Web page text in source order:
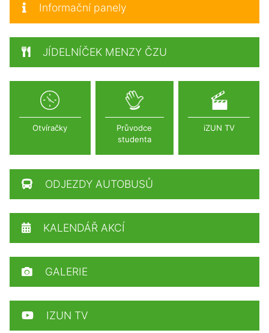
Informační panely
JÍDELNÍČEK MENZY ČZU
Otvíračky
Průvodce
studenta
iZUN TV
ODJEZDY AUTOBUSŮ
KALENDÁŘ AKCÍ
GALERIE
IZUN TV